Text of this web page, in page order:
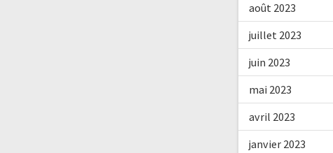
août 2023
juillet 2023
juin 2023
mai 2023
avril 2023
janvier 2023